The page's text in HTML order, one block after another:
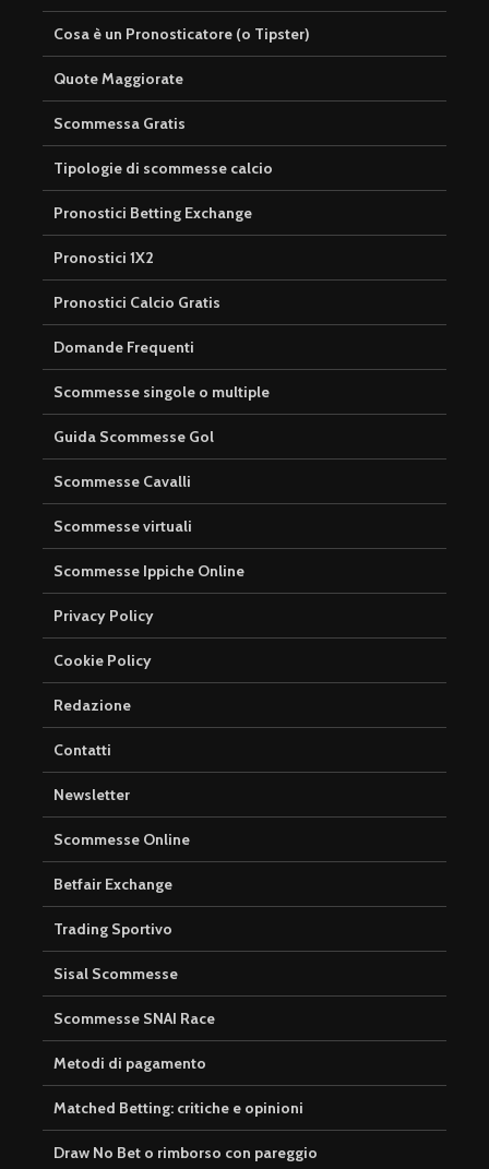
Cosa è un Pronosticatore (o Tipster)
Quote Maggiorate
Scommessa Gratis
Tipologie di scommesse calcio
Pronostici Betting Exchange
Pronostici 1X2
Pronostici Calcio Gratis
Domande Frequenti
Scommesse singole o multiple
Guida Scommesse Gol
Scommesse Cavalli
Scommesse virtuali
Scommesse Ippiche Online
Privacy Policy
Cookie Policy
Redazione
Contatti
Newsletter
Scommesse Online
Betfair Exchange
Trading Sportivo
Sisal Scommesse
Scommesse SNAI Race
Metodi di pagamento
Matched Betting: critiche e opinioni
Draw No Bet o rimborso con pareggio